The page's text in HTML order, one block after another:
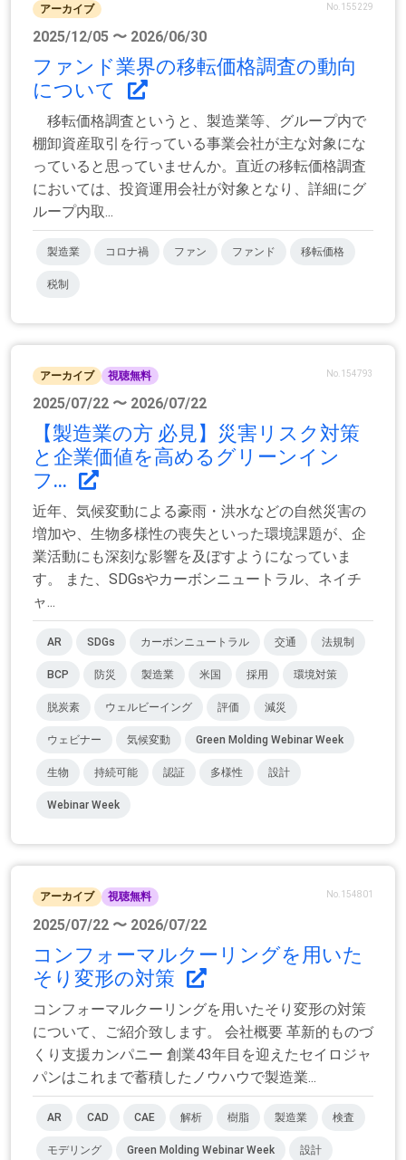
アーカイブ No.155229
2025/12/05 〜 2026/06/30
ファンド業界の移転価格調査の動向
について
移転価格調査というと、製造業等、グループ内で
棚卸資産取引を行っている事業会社が主な対象にな
っていると思っていませんか。直近の移転価格調査
においては、投資運用会社が対象となり、詳細にグ
ループ内取...
製造業 コロナ禍 ファン ファンド 移転価格
税制
アーカイブ 視聴無料 No.154793
2025/07/22 〜 2026/07/22
【製造業の方 必見】災害リスク対策
と企業価値を高めるグリーンイン
フ...
近年、気候変動による豪雨・洪水などの自然災害の
増加や、生物多様性の喪失といった環境課題が、企
業活動にも深刻な影響を及ぼすようになっていま
す。 また、SDGsやカーボンニュートラル、ネイチ
ャ...
AR SDGs カーボンニュートラル 交通 法規制
BCP 防災 製造業 米国 採用 環境対策
脱炭素 ウェルビーイング 評価 減災
ウェビナー 気候変動 Green Molding Webinar Week
生物 持続可能 認証 多様性 設計
Webinar Week
アーカイブ 視聴無料 No.154801
2025/07/22 〜 2026/07/22
コンフォーマルクーリングを用いた
そり変形の対策
コンフォーマルクーリングを用いたそり変形の対策
について、ご紹介致します。 会社概要 革新的ものづ
くり支援カンパニー 創業43年目を迎えたセイロジャ
パンはこれまで蓄積したノウハウで製造業...
AR CAD CAE 解析 樹脂 製造業 検査
モデリング Green Molding Webinar Week 設計